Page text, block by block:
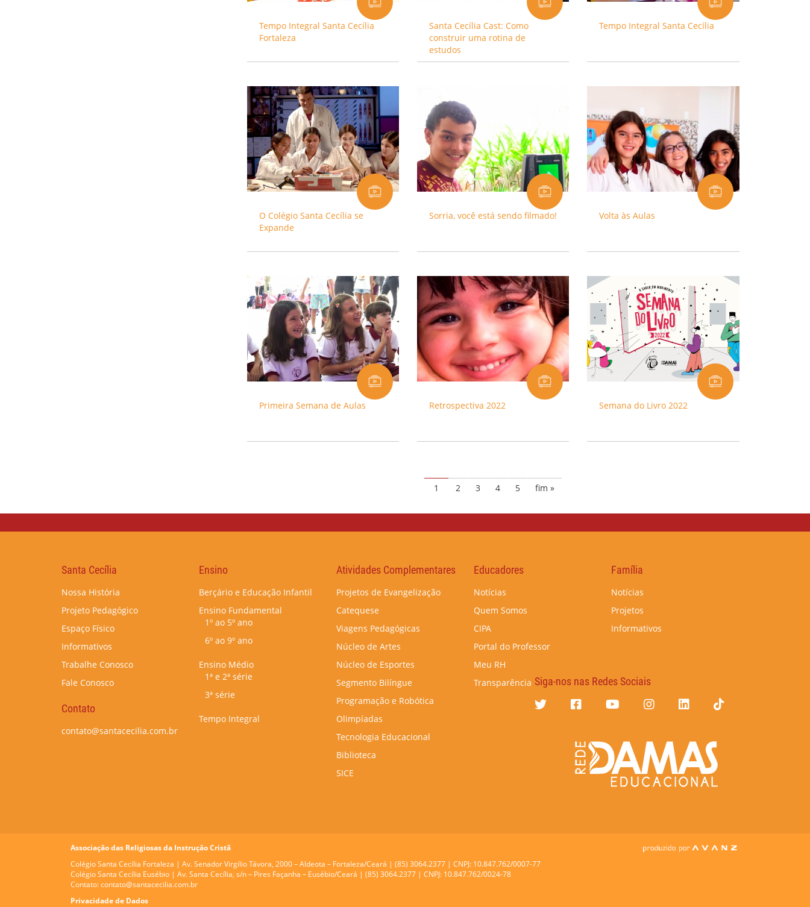
Tempo Integral Santa Cecília
Fortaleza
Santa Cecília Cast: Como
construir uma rotina de
estudos
Tempo Integral Santa Cecília
O Colégio Santa Cecília se
Expande
Sorria, você está sendo filmado! Volta às Aulas
Primeira Semana de Aulas Retrospectiva 2022 Semana do Livro 2022
1 2 3 4 5 fim »
Santa Cecília
Nossa História
Projeto Pedagógico
Espaço Físico
Informativos
Trabalhe Conosco
Fale Conosco
Contato
contato@santacecilia.com.br
Ensino
Berçário e Educação Infantil
Ensino Fundamental
1º ao 5º ano
6º ao 9º ano
Ensino Médio
1ª e 2ª série
3ª série
Tempo Integral
Atividades Complementares
Projetos de Evangelização
Catequese
Viagens Pedagógicas
Núcleo de Artes
Núcleo de Esportes
Segmento Bilíngue
Programação e Robótica
Olimpíadas
Tecnologia Educacional
Biblioteca
SICE
Educadores
Notícias
Quem Somos
CIPA
Portal do Professor
Meu RH
Transparência
Família
Notícias
Projetos
Informativos
Siga-nos nas Redes Sociais
Associação das Religiosas da Instrução Cristã
Colégio Santa Cecília Fortaleza | Av. Senador Virgílio Távora, 2000 – Aldeota – Fortaleza/Ceará | (85) 3064.2377 | CNPJ: 10.847.762/0007-77
Colégio Santa Cecília Eusébio | Av. Santa Cecília, s/n – Pires Façanha – Eusébio/Ceará | (85) 3064.2377 | CNPJ: 10.847.762/0024-78
Contato:contato@santacecilia.com.br
Privacidade de Dados